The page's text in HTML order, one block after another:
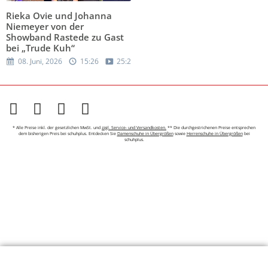
Rieka Ovie und Johanna
Niemeyer von der
Showband Rastede zu Gast
bei „Trude Kuh“
08. Juni, 2026 15:26 25:21
* Alle Preise inkl. der gesetzlichen MwSt. und zzgl. Service- und Versandkosten. ** Die durchgestrichenen Preise entsprechen
dem bisherigen Preis bei schuhplus. Entdecken Sie Damenschuhe in Übergrößensowie Herrenschuhe in Übergrößenbei
schuhplus.